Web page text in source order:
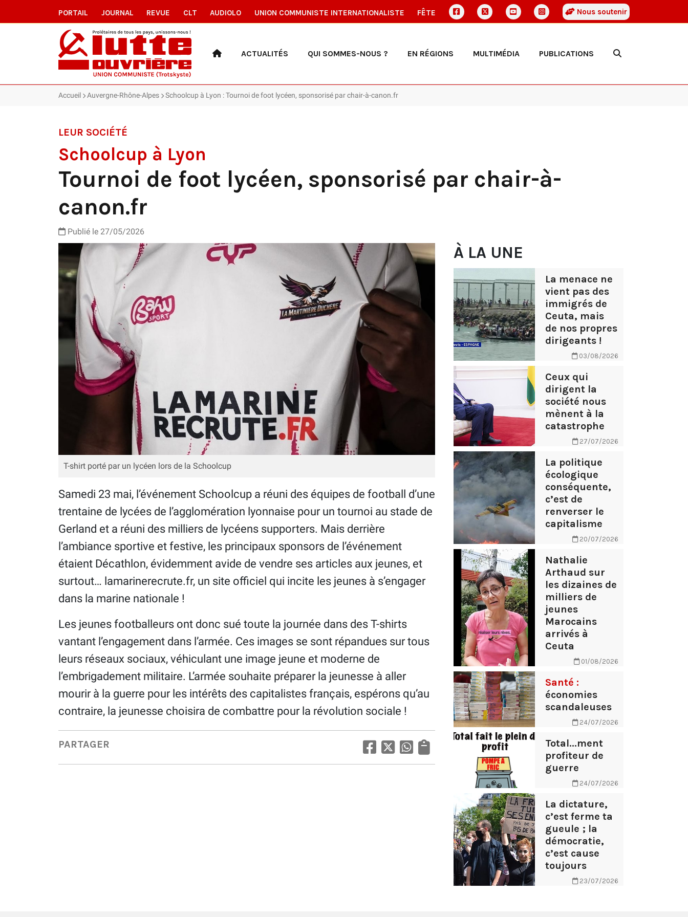
PORTAIL JOURNAL REVUE CLT AUDIOLO UNION COMMUNISTE INTERNATIONALISTE FÊTE Nous soutenir
ACTUALITÉS QUI SOMMES-NOUS ? EN RÉGIONS MULTIMÉDIA PUBLICATIONS
Accueil Auvergne-Rhône-Alpes Schoolcup à Lyon : Tournoi de foot lycéen, sponsorisé par chair-à-canon.fr
LEUR SOCIÉTÉ
Schoolcup à Lyon
Tournoi de foot lycéen, sponsorisé par chair-à-
canon.fr
Publié le 27/05/2026
T-shirt porté par un lycéen lors de la Schoolcup
Samedi 23 mai, l’événement Schoolcup a réuni des équipes de football d’une
trentaine de lycées de l’agglomération lyonnaise pour un tournoi au stade de
Gerland et a réuni des milliers de lycéens supporters. Mais derrière
l’ambiance sportive et festive, les principaux sponsors de l’événement
étaient Décathlon, évidemment avide de vendre ses articles aux jeunes, et
surtout… lamarinerecrute.fr, un site officiel qui incite les jeunes à s’engager
dans la marine nationale !
Les jeunes footballeurs ont donc sué toute la journée dans des T-shirts
vantant l’engagement dans l’armée. Ces images se sont répandues sur tous
leurs réseaux sociaux, véhiculant une image jeune et moderne de
l’embrigadement militaire. L’armée souhaite préparer la jeunesse à aller
mourir à la guerre pour les intérêts des capitalistes français, espérons qu’au
contraire, la jeunesse choisira de combattre pour la révolution sociale !
PARTAGER
À LA UNE
La menace ne
vient pas des
immigrés de
Ceuta, mais
de nos propres
dirigeants !
03/08/2026
Ceux qui
dirigent la
société nous
mènent à la
catastrophe
27/07/2026
La politique
écologique
conséquente,
c’est de
renverser le
capitalisme
20/07/2026
Nathalie
Arthaud sur
les dizaines de
milliers de
jeunes
Marocains
arrivés à
Ceuta
01/08/2026
Santé :
économies
scandaleuses
24/07/2026
Total...ment
profiteur de
guerre
24/07/2026
La dictature,
c’est ferme ta
gueule ; la
démocratie,
c’est cause
toujours
23/07/2026